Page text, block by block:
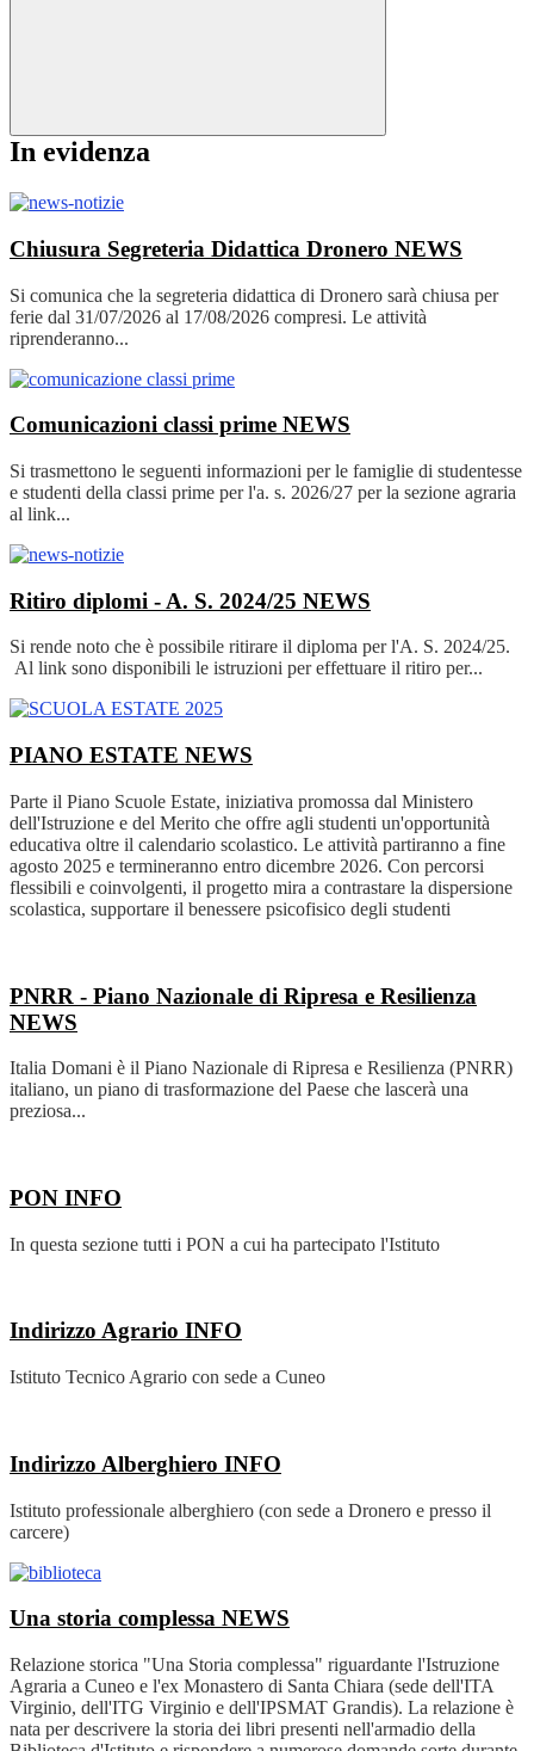
In evidenza
Chiusura Segreteria Didattica Dronero NEWS
Si comunica che la segreteria didattica di Dronero sarà chiusa per
ferie dal 31/07/2026 al 17/08/2026 compresi. Le attività
riprenderanno...
Comunicazioni classi prime NEWS
Si trasmettono le seguenti informazioni per le famiglie di studentesse
e studenti della classi prime per l'a. s. 2026/27 per la sezione agraria
al link...
Ritiro diplomi - A. S. 2024/25 NEWS
Si rende noto che è possibile ritirare il diploma per l'A. S. 2024/25.
Al link sono disponibili le istruzioni per effettuare il ritiro per...
PIANO ESTATE NEWS
Parte il Piano Scuole Estate, iniziativa promossa dal Ministero
dell'Istruzione e del Merito che offre agli studenti un'opportunità
educativa oltre il calendario scolastico. Le attività partiranno a fine
agosto 2025 e termineranno entro dicembre 2026. Con percorsi
flessibili e coinvolgenti, il progetto mira a contrastare la dispersione
scolastica, supportare il benessere psicofisico degli studenti
PNRR - Piano Nazionale di Ripresa e Resilienza
NEWS
Italia Domani è il Piano Nazionale di Ripresa e Resilienza (PNRR)
italiano, un piano di trasformazione del Paese che lascerà una
preziosa...
PON INFO
In questa sezione tutti i PON a cui ha partecipato l'Istituto
Indirizzo Agrario INFO
Istituto Tecnico Agrario con sede a Cuneo
Indirizzo Alberghiero INFO
Istituto professionale alberghiero (con sede a Dronero e presso il
carcere)
Una storia complessa NEWS
Relazione storica "Una Storia complessa" riguardante l'Istruzione
Agraria a Cuneo e l'ex Monastero di Santa Chiara (sede dell'ITA
Virginio, dell'ITG Virginio e dell'IPSMAT Grandis). La relazione è
nata per descrivere la storia dei libri presenti nell'armadio della